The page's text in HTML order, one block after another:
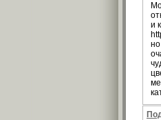
и